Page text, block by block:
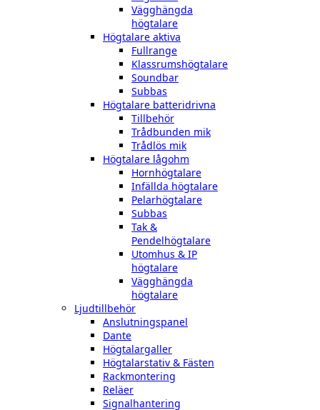
Vägghängda
högtalare
Högtalare aktiva
Fullrange
Klassrumshögtalare
Soundbar
Subbas
Högtalare batteridrivna
Tillbehör
Trådbunden mik
Trådlös mik
Högtalare lågohm
Hornhögtalare
Infällda högtalare
Pelarhögtalare
Subbas
Tak &
Pendelhögtalare
Utomhus & IP
högtalare
Vägghängda
högtalare
Ljudtillbehör
Anslutningspanel
Dante
Högtalargaller
Högtalarstativ & Fästen
Rackmontering
Reläer
Signalhantering